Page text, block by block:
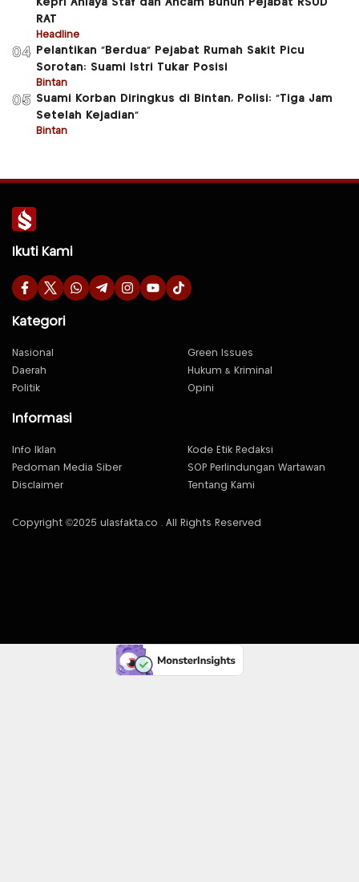
RAT
Headline
04
Pelantikan “Berdua” Pejabat Rumah Sakit Picu
Sorotan: Suami Istri Tukar Posisi
Bintan
05 Suami Korban Diringkus di Bintan, Polisi: “Tiga Jam
Setelah Kejadian”
Bintan
Ikuti Kami
Kategori
Nasional
Green Issues
Daerah
Hukum & Kriminal
Politik
Opini
Informasi
Info Iklan
Kode Etik Redaksi
Pedoman Media Siber
SOP Perlindungan Wartawan
Disclaimer
Tentang Kami
Copyright ©2025 ulasfakta.co . All Rights Reserved